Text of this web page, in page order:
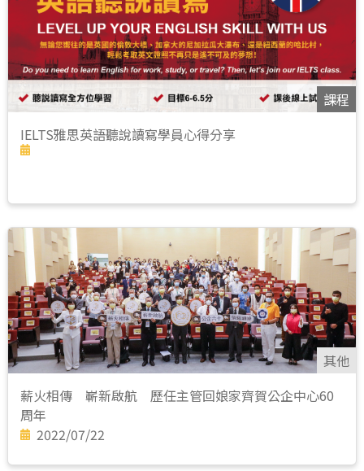
課程
IELTS雅思英語聽說讀寫學員心得分享
其他
薪火相傳 嶄新啟航 歷任主管回娘家齊賀公企中心60
周年
2022/07/22